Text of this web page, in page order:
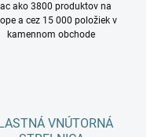
ako 3800 produktov na
a cez 15 000 položiek v
kamennom obchode
VNÚTORNÁ